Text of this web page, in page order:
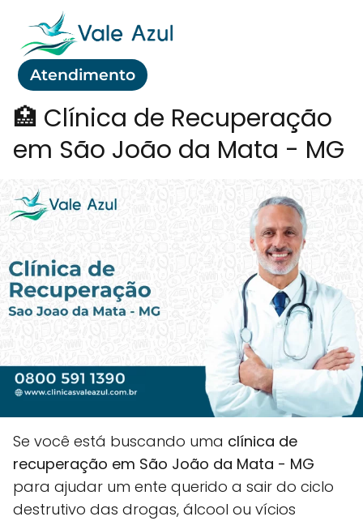
Atendimento
🏥 Clínica de Recuperação
em São João da Mata - MG
Se você está buscando uma clínica de
recuperação em São João da Mata - MG
para ajudar um ente querido a sair do ciclo
destrutivo das drogas, álcool ou vícios